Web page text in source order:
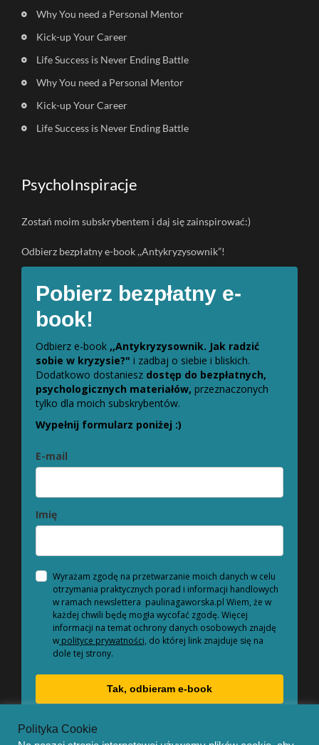
Why You need a Personal Mentor
Kick-up Your Career
Life Success is Never Ending Battle
Why You need a Personal Mentor
Kick-up Your Career
Life Success is Never Ending Battle
PsychoInspiracje
Zostań moim subskrybentem i daj się zainspirować:)
Odbierz bezpłatny e-book ,,Antykryzysownik”!
Pobierz bezpłatny e-
book!
Odbierz e-book ,,Antykryzysownik. Jak radzić
sobie w kryzysie?" i zadbaj o siebie i bliskich.
Dodatkowo dostaniesz dostęp do bezpłatnych,
psychologicznych materiałów, przeznaczonych
tylko dla moich subskrybentów.
Wypełnij formularz poniżej :)
E-mail
Imię
Wyrażam zgodę na przetwarzanie moich danych w celu
otrzymania praktycznych porad i informacji handlowych
w ramach newslettera paulinagaworska.pl Wiem, że w
każdej chwili będę mogła wycofać zgodę. Więcej
informacji na temat ochrony danych osobowych znajdę
w polityce prywatności, do której link znajduje się na
dole tej strony.
Tak, odbieram e-book
Polityka Cookie